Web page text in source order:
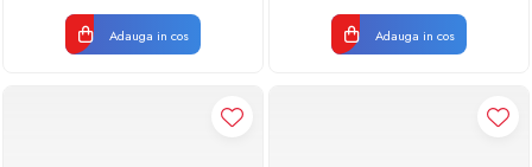
Adauga in cos Adauga in cos